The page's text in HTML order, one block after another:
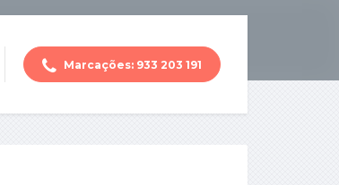
Marcações: 933 203 191